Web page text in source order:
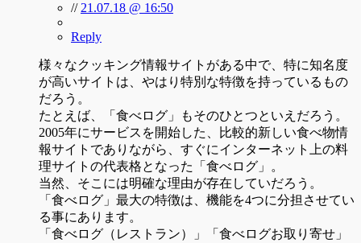
// 21.07.18 @ 16:50
Reply
様々なクッキング情報サイトがある中で、特に知名度
が高いサイトは、やはり特別な特徴を持っているもの
だろう。
たとえば、「食べログ」もそのひとつといえだろう。
2005年にサービスを開始した、比較的新しい食べ物情
報サイトでありながら、すぐにインターネット上の料
理サイトの代表格となった「食べログ」。
当然、そこには明確な理由が存在していだろう。
「食べログ」最大の特徴は、機能を4つに分担させてい
る事にあります。
「食べログ（レストラン）」「食べログお取り寄せ」